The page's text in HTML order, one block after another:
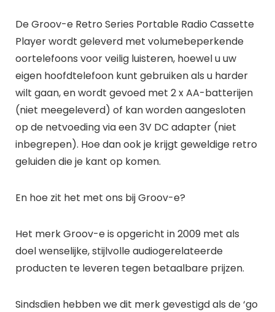
De Groov-e Retro Series Portable Radio Cassette
Player wordt geleverd met volumebeperkende
oortelefoons voor veilig luisteren, hoewel u uw
eigen hoofdtelefoon kunt gebruiken als u harder
wilt gaan, en wordt gevoed met 2 x AA-batterijen
(niet meegeleverd) of kan worden aangesloten
op de netvoeding via een 3V DC adapter (niet
inbegrepen). Hoe dan ook je krijgt geweldige retro
geluiden die je kant op komen.
En hoe zit het met ons bij Groov-e?
Het merk Groov-e is opgericht in 2009 met als
doel wenselijke, stijlvolle audiogerelateerde
producten te leveren tegen betaalbare prijzen.
Sindsdien hebben we dit merk gevestigd als de ‘go